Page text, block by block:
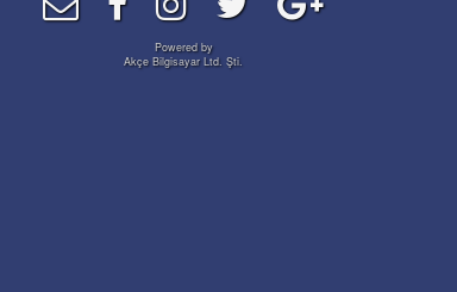
Powered by
Akçe Bilgisayar Ltd. Şti.